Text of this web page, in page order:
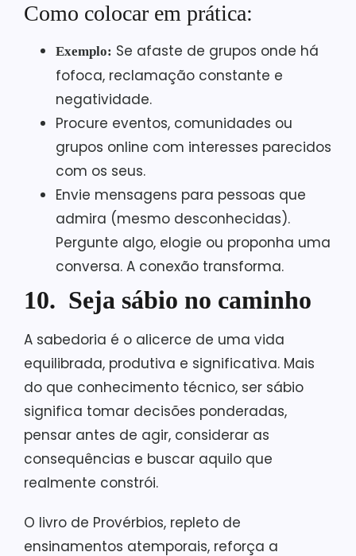
Como colocar em prática:
Exemplo: Se afaste de grupos onde há
fofoca, reclamação constante e
negatividade.
Procure eventos, comunidades ou
grupos online com interesses parecidos
com os seus.
Envie mensagens para pessoas que
admira (mesmo desconhecidas).
Pergunte algo, elogie ou proponha uma
conversa. A conexão transforma.
10. Seja sábio no caminho
A sabedoria é o alicerce de uma vida
equilibrada, produtiva e significativa. Mais
do que conhecimento técnico, ser sábio
significa tomar decisões ponderadas,
pensar antes de agir, considerar as
consequências e buscar aquilo que
realmente constrói.
O livro de Provérbios, repleto de
ensinamentos atemporais, reforça a